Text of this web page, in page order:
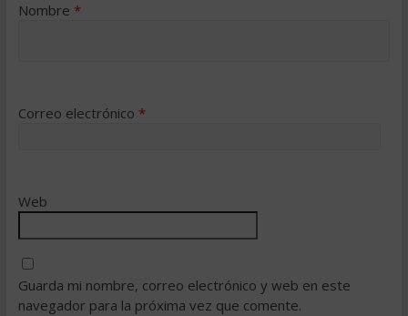
Nombre *
Correo electrónico *
Web
Guarda mi nombre, correo electrónico y web en este
navegador para la próxima vez que comente.